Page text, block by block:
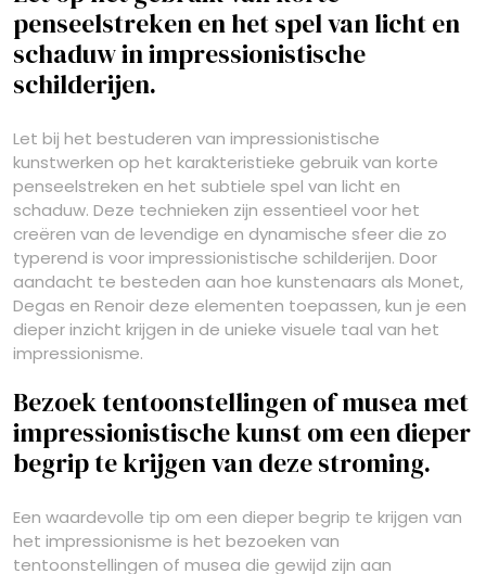
penseelstreken en het spel van licht en
schaduw in impressionistische
schilderijen.
Let bij het bestuderen van impressionistische
kunstwerken op het karakteristieke gebruik van korte
penseelstreken en het subtiele spel van licht en
schaduw. Deze technieken zijn essentieel voor het
creëren van de levendige en dynamische sfeer die zo
typerend is voor impressionistische schilderijen. Door
aandacht te besteden aan hoe kunstenaars als Monet,
Degas en Renoir deze elementen toepassen, kun je een
dieper inzicht krijgen in de unieke visuele taal van het
impressionisme.
Bezoek tentoonstellingen of musea met
impressionistische kunst om een dieper
begrip te krijgen van deze stroming.
Een waardevolle tip om een dieper begrip te krijgen van
het impressionisme is het bezoeken van
tentoonstellingen of musea die gewijd zijn aan